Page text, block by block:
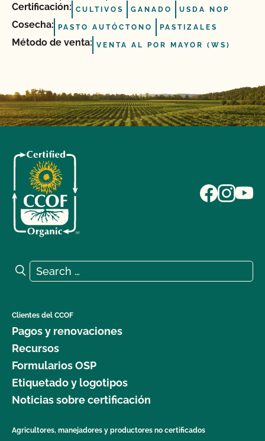
Certificación: CULTIVOS GANADO USDA NOP
Cosecha: PASTO AUTÓCTONO PASTIZALES
Método de venta: VENTA AL POR MAYOR (WS)
Search for:
Search
Clientes del CCOF
Pagos y renovaciones
Recursos
Formularios OSP
Etiquetado y logotipos
Noticias sobre certificación
Agricultores, manejadores y productores no certificados